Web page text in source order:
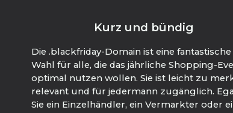
Kurz und bündig
Die .blackfriday-Domain ist eine fantastische
Wahl für alle, die das jährliche Shopping-
optimal nutzen wollen. Sie ist leicht zu
relevant und für jedermann zugänglich.
Sie ein Einzelhändler, ein Vermarkter oder